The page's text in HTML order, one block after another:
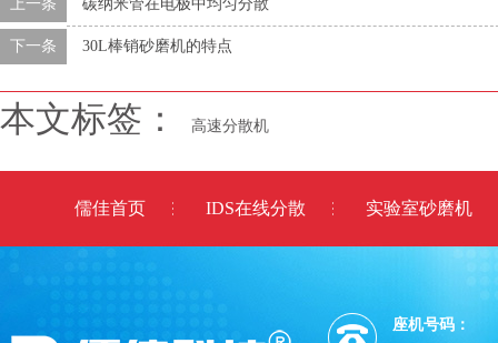
上一条 碳纳米管在电极中均匀分散
下一条 30L棒销砂磨机的特点
本文标签： 高速分散机
儒佳首页 IDS在线分散 实验室砂磨机
座机号码：